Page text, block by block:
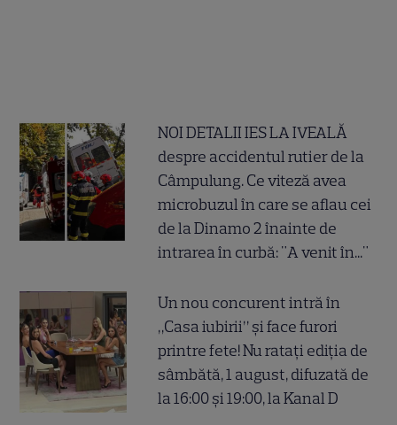
NOI DETALII IES LA IVEALĂ
despre accidentul rutier de la
Câmpulung. Ce viteză avea
microbuzul în care se aflau cei
de la Dinamo 2 înainte de
intrarea în curbă: "A venit în..."
Un nou concurent intră în
„Casa iubirii” și face furori
printre fete! Nu ratați ediția de
sâmbătă, 1 august, difuzată de
la 16:00 și 19:00, la Kanal D